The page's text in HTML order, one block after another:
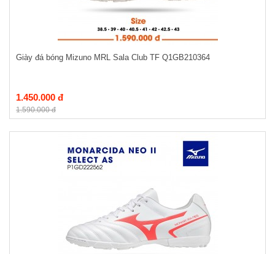
Giày đá bóng Mizuno MRL Sala Club TF Q1GB210364
1.450.000 đ
1.590.000 đ